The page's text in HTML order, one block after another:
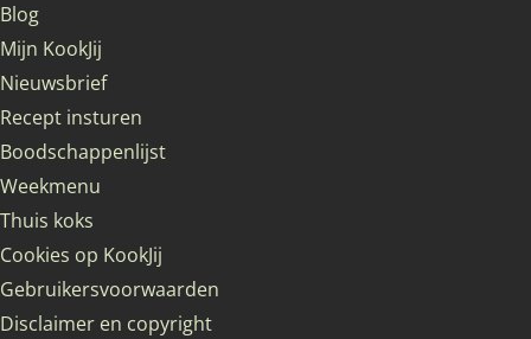
Blog
Mijn KookJij
Nieuwsbrief
Recept insturen
Boodschappenlijst
Weekmenu
Thuis koks
Cookies op KookJij
Gebruikersvoorwaarden
Disclaimer en copyright